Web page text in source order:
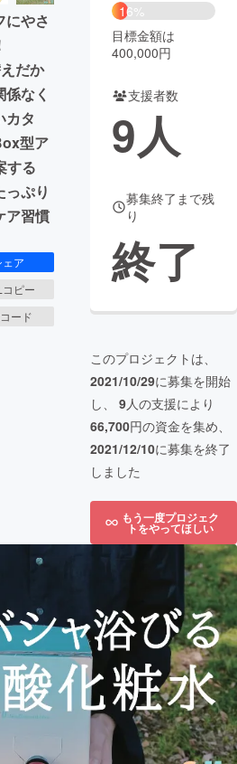
域活性化
Good
CAMPFIRE Creation
と納税machi-ya コミュニティ
にやさ
だか
なく
カタ
型ア
する
っぷり
ア習慣
ェア
ピー
ード
16%
目標金額は
400,000円
支援者数
9人
募集終了まで残
り
終了
このプロジェクトは、
2021/10/29に募集を開始
し、 9人の支援により
66,700円の資金を集め、
2021/12/10に募集を終了
しました
もう一度プロジェク
トをやってほしい